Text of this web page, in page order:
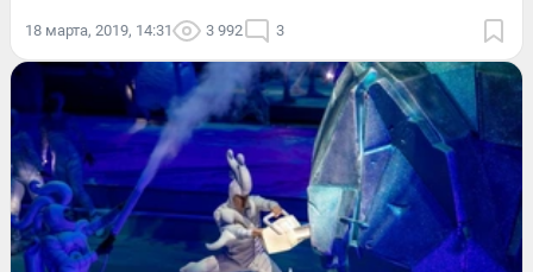
18 марта, 2019, 14:31 3 992 3